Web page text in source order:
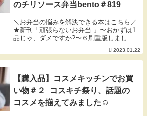
のチリソース弁当bento＃819
＼お弁当の悩みを解決できる本はこちら／
★新刊「頑張らないお弁当 」〜おかずは1
品じゃ、ダメですか?〜６刷重版しまし
た！ありがとうございます♡→​★初著書
にぎりっ娘の「はじめての子どもべんと
う」も好評発売中ですHow to make Jap...
2023.01.22
【購入品】コスメキッチンでお買
い物＃２_コスキチ祭り、話題の
コスメを揃えてみました☺︎